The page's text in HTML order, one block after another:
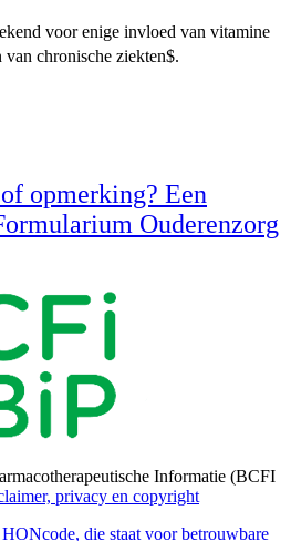
voor enige invloed van vitamine
chronische ziekten$​​​.
opmerking? Een
Ouderenzorg
Informatie (BCFI
privacy en copyright
HONcode, die staat voor betrouwbare